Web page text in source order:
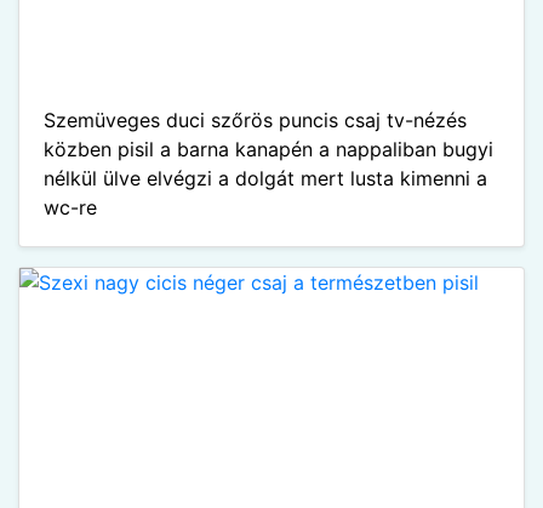
Szemüveges duci szőrös puncis csaj tv-nézés
közben pisil a barna kanapén a nappaliban bugyi
nélkül ülve elvégzi a dolgát mert lusta kimenni a
wc-re